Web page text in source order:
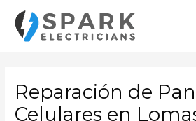
contenido
Reparación de
Celulares en